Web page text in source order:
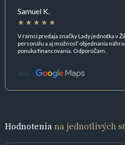
Samuel K.
V rámci predaja značky Lady jednotka v
personálu a aj možnosť objednania
ponuka financovania. Odporúčam.
Zdroj:
Hodnoteniana jednotlivých